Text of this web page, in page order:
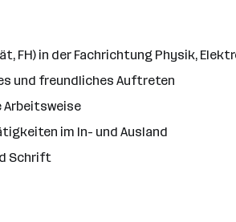
FH) in der Fachrichtung Physik,
und freundliches Auftreten
im In- und Ausland
Schrift